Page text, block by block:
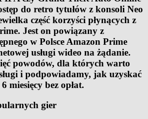
do retro tytułów z konsoli Neo
część korzyści płynących z
Jest on powiązany z
w Polsce Amazon Prime
usługi wideo na żądanie.
powodów, dla których warto
i podpowiadamy, jak uzyskać
miesięcy bez opłat.
gier